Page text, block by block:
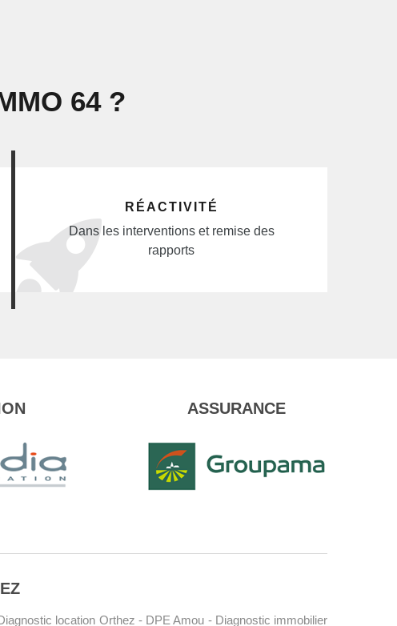
64 ?
RÉACTIVITÉ
Dans les interventions et remise des
rapports
ASSURANCE
location Orthez - DPE Amou - Diagnostic immobilier